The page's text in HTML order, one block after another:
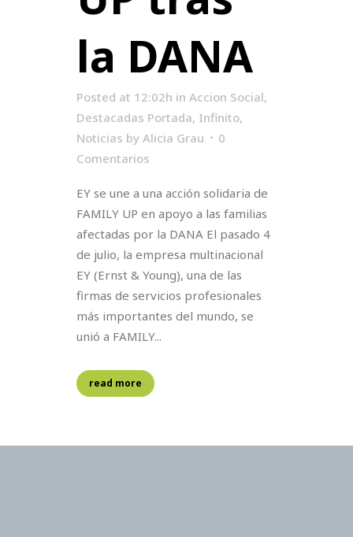
la DANA
Posted at 12:02h in Accion Social,
Destacadas Portada, Infinito,
Noticias by Alicia Grau
0
Comentarios
EY se une a una acción solidaria de
FAMILY UP en apoyo a las familias
afectadas por la DANA El pasado 4
de julio, la empresa multinacional
EY (Ernst & Young), una de las
firmas de servicios profesionales
más importantes del mundo, se
unió a FAMILY...
read more